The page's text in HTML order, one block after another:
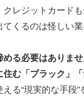
レジットカードも
てくるのは怪しい
める必要はありま
住む「ブラック」
る“現実的な手段